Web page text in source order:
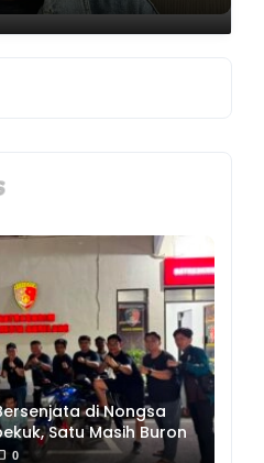
di Nongsa
Satu Masih Buron
0